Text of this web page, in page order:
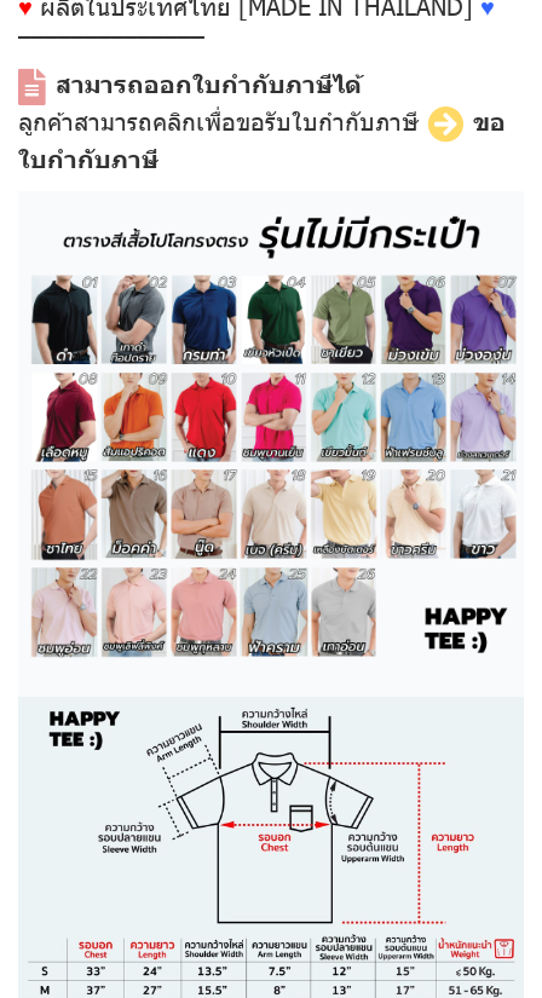
––––––––––––––
สามารถออกใบกำกับภาษีได้
ลูกค้าสามารถคลิกเพื่อขอรับใบกำกับภาษี
ขอ
ใบกำกับภาษี